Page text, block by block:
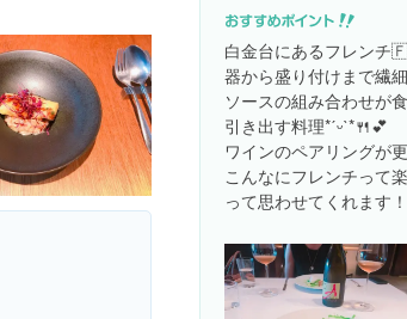
白金台にあるフレン
器から盛り付けまで繊
ソースの組み合わせが
引き出す料理*ˊᵕˋ*🍴💕
ワインのペアリングが
こんなにフレンチって
って思わせてくれます